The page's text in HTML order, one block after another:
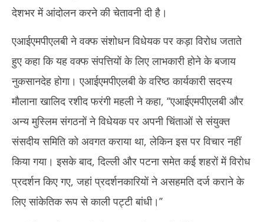
NOW VIEWING
मुस्लिम पर्सनल लॉ बोर्ड ने दी धमकी – वक्फ बिल के पास होने पर होगा देशव्यापी
आंदोलन
2,
2025
देशभर में आंदोलन करने की चेतावनी दी है।
एआईएमपीएलबी ने वक्फ संशोधन विधेयक पर कड़ा विरोध जताते
हुए कहा कि यह वक्फ संपत्तियों के लिए लाभकारी होने के बजाय
नुकसानदेह होगा। एआईएमपीएलबी के वरिष्ठ कार्यकारी सदस्य
मौलाना खालिद रशीद फरंगी महली ने कहा, ‘‘एआईएमपीएलबी और
अन्य मुस्लिम संगठनों ने विधेयक पर अपनी चिंताओं से संयुक्त
संसदीय समिति को अवगत कराया था, लेकिन इस पर विचार नहीं
किया गया। इसके बाद, दिल्ली और पटना समेत कई शहरों में विरोध
प्रदर्शन किए गए, जहां प्रदर्शनकारियों ने असहमति दर्ज कराने के
लिए सांकेतिक रूप से काली पट्टी बांधी।’’